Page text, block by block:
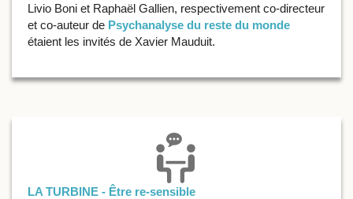
Livio Boni et Raphaël Gallien, respectivement co-directeur
et co-auteur de Psychanalyse du reste du monde
étaient les invités de Xavier Mauduit.
LA TURBINE - Être re-sensible